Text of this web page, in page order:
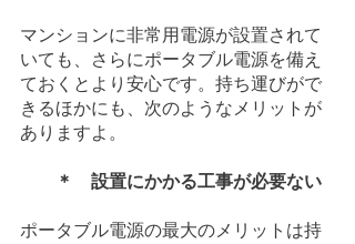
マンションに非常用電源が設置されて
いても、さらにポータブル電源を備え
ておくとより安心です。持ち運びがで
きるほかにも、次のようなメリットが
ありますよ。
＊　設置にかかる工事が必要ない
ポータブル電源の最大のメリットは持